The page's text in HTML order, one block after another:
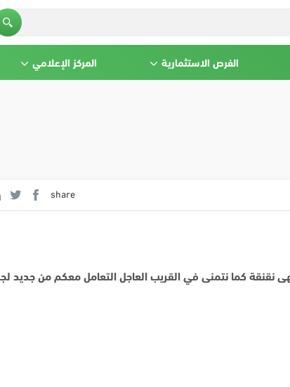
الفرص الاستثمارية المركز الإعلامي
share
كما نتمنى في القريب العاجل التعامل معكم من جديد